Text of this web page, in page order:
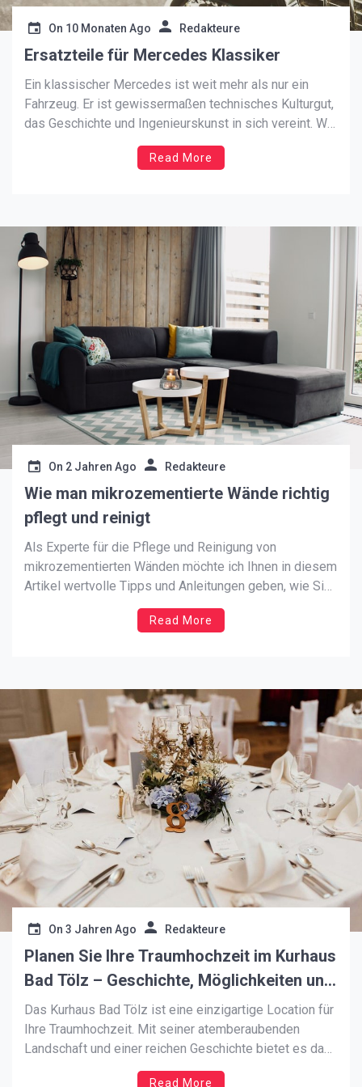
On 10 Monaten Ago Redakteure
Ersatzteile für Mercedes Klassiker
Ein klassischer Mercedes ist weit mehr als nur ein
Fahrzeug. Er ist gewissermaßen technisches Kulturgut,
das Geschichte und Ingenieurskunst in sich vereint. Wie
lange ein solches Schmuckstück gut erhalten bleibt und
auf den Straßen unterwegs sein kann, hängt
Read More
On 2 Jahren Ago Redakteure
Wie man mikrozementierte Wände richtig
pflegt und reinigt
Als Experte für die Pflege und Reinigung von
mikrozementierten Wänden möchte ich Ihnen in diesem
Artikel wertvolle Tipps und Anleitungen geben, wie Sie
Ihre Wände in bestem Zustand halten können.
Mikrozement ist ein beliebtes Material, das durch
Read More
On 3 Jahren Ago Redakteure
Planen Sie Ihre Traumhochzeit im Kurhaus
Bad Tölz – Geschichte, Möglichkeiten und
Vorbereitungstipps
Das Kurhaus Bad Tölz ist eine einzigartige Location für
Ihre Traumhochzeit. Mit seiner atemberaubenden
Landschaft und einer reichen Geschichte bietet es das
perfekte Ambiente für Ihren besonderen Tag. Die
Read More